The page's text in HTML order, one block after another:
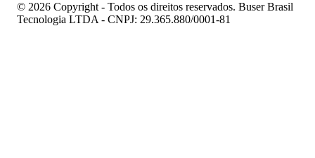
© 2026 Copyright - Todos os direitos reservados. Buser Brasil
Tecnologia LTDA - CNPJ: 29.365.880/0001-81